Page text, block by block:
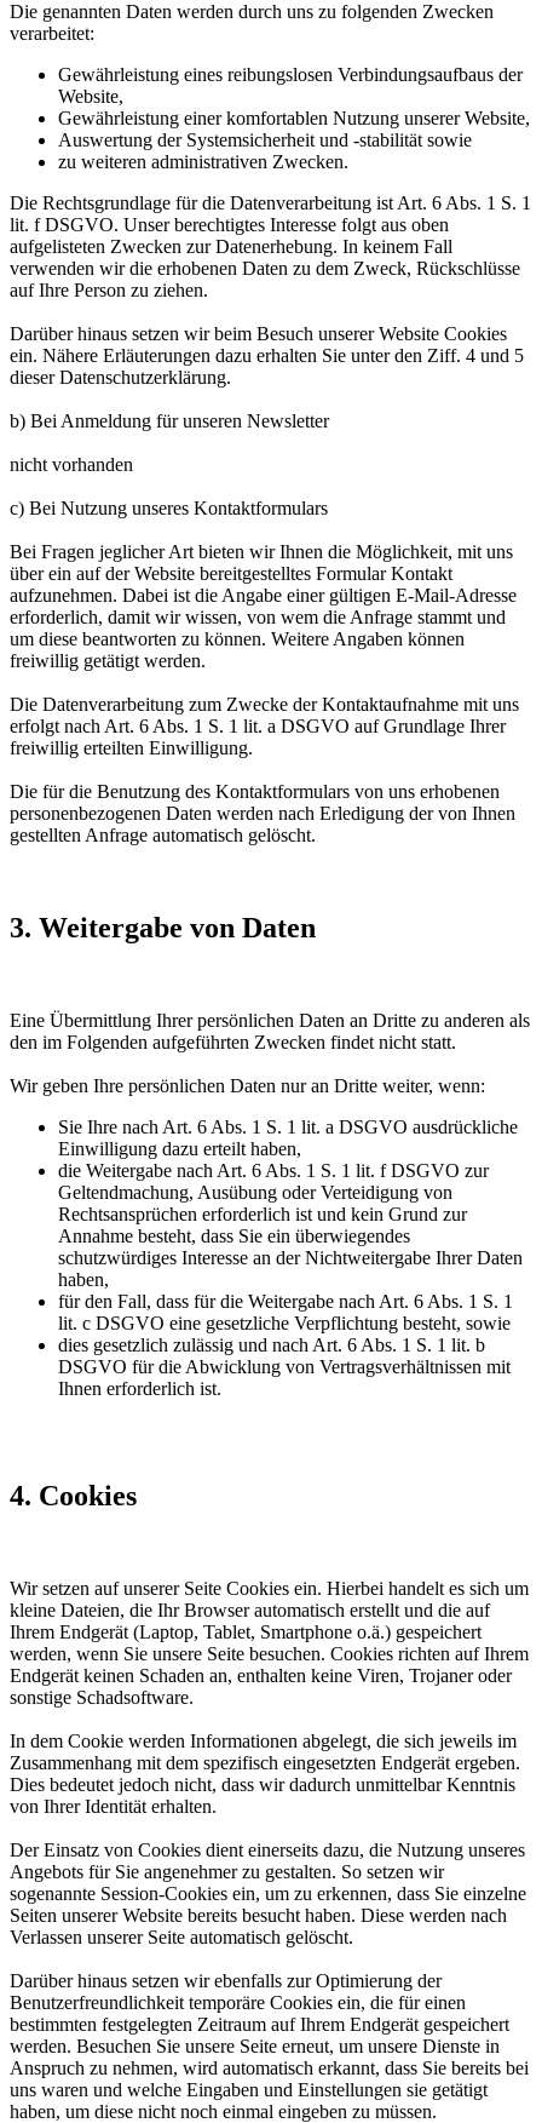
Die genannten Daten werden durch uns zu folgenden Zwecken
verarbeitet:
Gewährleistung eines reibungslosen Verbindungsaufbaus der
Website,
Gewährleistung einer komfortablen Nutzung unserer Website,
Auswertung der Systemsicherheit und -stabilität sowie
zu weiteren administrativen Zwecken.
Die Rechtsgrundlage für die Datenverarbeitung ist Art. 6 Abs. 1 S. 1
lit. f DSGVO. Unser berechtigtes Interesse folgt aus oben
aufgelisteten Zwecken zur Datenerhebung. In keinem Fall
verwenden wir die erhobenen Daten zu dem Zweck, Rückschlüsse
auf Ihre Person zu ziehen.
Darüber hinaus setzen wir beim Besuch unserer Website Cookies
ein. Nähere Erläuterungen dazu erhalten Sie unter den Ziff. 4 und 5
dieser Datenschutzerklärung.
b) Bei Anmeldung für unseren Newsletter
nicht vorhanden
c) Bei Nutzung unseres Kontaktformulars
Bei Fragen jeglicher Art bieten wir Ihnen die Möglichkeit, mit uns
über ein auf der Website bereitgestelltes Formular Kontakt
aufzunehmen. Dabei ist die Angabe einer gültigen E-Mail-Adresse
erforderlich, damit wir wissen, von wem die Anfrage stammt und
um diese beantworten zu können. Weitere Angaben können
freiwillig getätigt werden.
Die Datenverarbeitung zum Zwecke der Kontaktaufnahme mit uns
erfolgt nach Art. 6 Abs. 1 S. 1 lit. a DSGVO auf Grundlage Ihrer
freiwillig erteilten Einwilligung.
Die für die Benutzung des Kontaktformulars von uns erhobenen
personenbezogenen Daten werden nach Erledigung der von Ihnen
gestellten Anfrage automatisch gelöscht.
3. Weitergabe von Daten
Eine Übermittlung Ihrer persönlichen Daten an Dritte zu anderen als
den im Folgenden aufgeführten Zwecken findet nicht statt.
Wir geben Ihre persönlichen Daten nur an Dritte weiter, wenn:
Sie Ihre nach Art. 6 Abs. 1 S. 1 lit. a DSGVO ausdrückliche
Einwilligung dazu erteilt haben,
die Weitergabe nach Art. 6 Abs. 1 S. 1 lit. f DSGVO zur
Geltendmachung, Ausübung oder Verteidigung von
Rechtsansprüchen erforderlich ist und kein Grund zur
Annahme besteht, dass Sie ein überwiegendes
schutzwürdiges Interesse an der Nichtweitergabe Ihrer Daten
haben,
für den Fall, dass für die Weitergabe nach Art. 6 Abs. 1 S. 1
lit. c DSGVO eine gesetzliche Verpflichtung besteht, sowie
dies gesetzlich zulässig und nach Art. 6 Abs. 1 S. 1 lit. b
DSGVO für die Abwicklung von Vertragsverhältnissen mit
Ihnen erforderlich ist.
4. Cookies
Wir setzen auf unserer Seite Cookies ein. Hierbei handelt es sich um
kleine Dateien, die Ihr Browser automatisch erstellt und die auf
Ihrem Endgerät (Laptop, Tablet, Smartphone o.ä.) gespeichert
werden, wenn Sie unsere Seite besuchen. Cookies richten auf Ihrem
Endgerät keinen Schaden an, enthalten keine Viren, Trojaner oder
sonstige Schadsoftware.
In dem Cookie werden Informationen abgelegt, die sich jeweils im
Zusammenhang mit dem spezifisch eingesetzten Endgerät ergeben.
Dies bedeutet jedoch nicht, dass wir dadurch unmittelbar Kenntnis
von Ihrer Identität erhalten.
Der Einsatz von Cookies dient einerseits dazu, die Nutzung unseres
Angebots für Sie angenehmer zu gestalten. So setzen wir
sogenannte Session-Cookies ein, um zu erkennen, dass Sie einzelne
Seiten unserer Website bereits besucht haben. Diese werden nach
Verlassen unserer Seite automatisch gelöscht.
Darüber hinaus setzen wir ebenfalls zur Optimierung der
Benutzerfreundlichkeit temporäre Cookies ein, die für einen
bestimmten festgelegten Zeitraum auf Ihrem Endgerät gespeichert
werden. Besuchen Sie unsere Seite erneut, um unsere Dienste in
Anspruch zu nehmen, wird automatisch erkannt, dass Sie bereits bei
uns waren und welche Eingaben und Einstellungen sie getätigt
haben, um diese nicht noch einmal eingeben zu müssen.